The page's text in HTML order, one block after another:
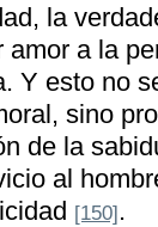
la
amor a la
Y esto no
sino
de la
al
[150].